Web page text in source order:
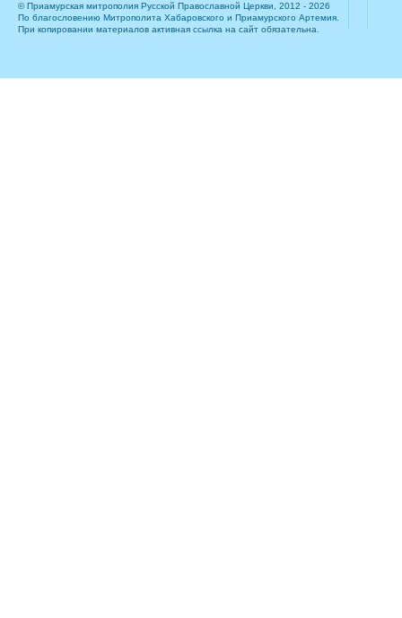
© Приамурская митрополия Русской Православной Церкви, 2012 - 2026
По благословению Митрополита Хабаровского и Приамурского Артемия.
При копировании материалов активная ссылка на сайт обязательна.